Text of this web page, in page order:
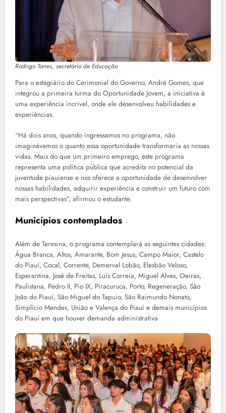
Rodrigo Torres, secretário de Educação
Para o estagiário do Cerimonial do Governo, André Gomes, que
integrou a primeira turma do Oportunidade Jovem, a iniciativa é
uma experiência incrível, onde ele desenvolveu habilidades e
experiências.
“Há dois anos, quando ingressamos no programa, não
imaginávamos o quanto essa oportunidade transformaria as nossas
vidas. Mais do que um primeiro emprego, este programa
representa uma política pública que acredita no potencial da
juventude piauiense e nos oferece a oportunidade de desenvolver
nossas habilidades, adquirir experiência e construir um futuro com
mais perspectivas”, afirmou o estudante.
Municípios contemplados
Além de Teresina, o programa contemplará as seguintes cidades:
Água Branca, Altos, Amarante, Bom Jesus, Campo Maior, Castelo
do Piauí, Cocal, Corrente, Demerval Lobão, Elesbão Veloso,
Esperantina, José de Freitas, Luís Correia, Miguel Alves, Oeiras,
Paulistana, Pedro II, Pio IX, Piracuruca, Porto, Regeneração, São
João do Piauí, São Miguel do Tapuio, São Raimundo Nonato,
Simplício Mendes, União e Valença do Piauí e demais municípios
do Piauí em que houver demanda administrativa